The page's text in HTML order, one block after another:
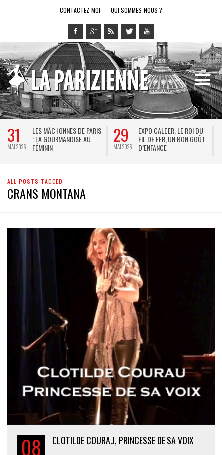
CONTACTEZ-MOI QUI SOMMES-NOUS ?
31
MAI 2026
LES MÂCHONNES DE PARIS
: LA GOURMANDISE AU
FÉMININ
29
MAI 2026
EXPO CALDER, LE ROI DU
FIL DE FER, UN BON GOÛT
D’ENFANCE
ALL POSTS TAGGED
CRANS MONTANA
08 CLOTILDE COURAU, PRINCESSE DE SA VOIX